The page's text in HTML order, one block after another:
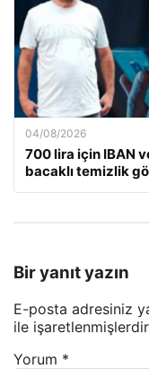
04/08/2026
700 lira için IBAN
bacaklı temizlik
Bir yanıt yazın
E-posta adresiniz
ile işaretlenmişlerdir
Yorum *